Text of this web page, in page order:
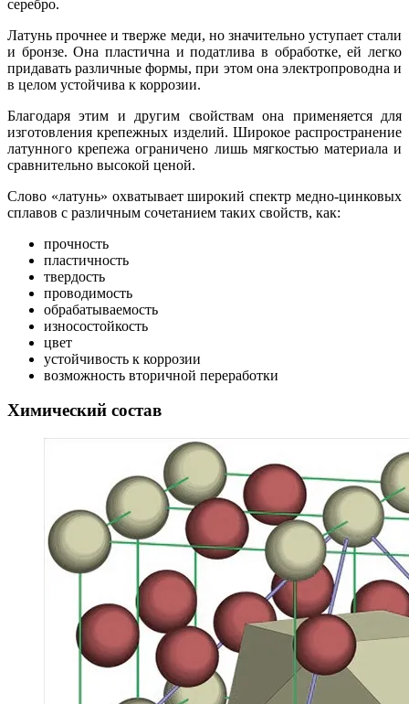
серебро.
Латунь прочнее и тверже меди, но значительно уступает стали
и бронзе. Она пластична и податлива в обработке, ей легко
придавать различные формы, при этом она электропроводна и
в целом устойчива к коррозии.
Благодаря этим и другим свойствам она применяется для
изготовления крепежных изделий. Широкое распространение
латунного крепежа ограничено лишь мягкостью материала и
сравнительно высокой ценой.
Слово «латунь» охватывает широкий спектр медно-цинковых
сплавов с различным сочетанием таких свойств, как:
прочность
пластичность
твердость
проводимость
обрабатываемость
износостойкость
цвет
устойчивость к коррозии
возможность вторичной переработки
Химический состав